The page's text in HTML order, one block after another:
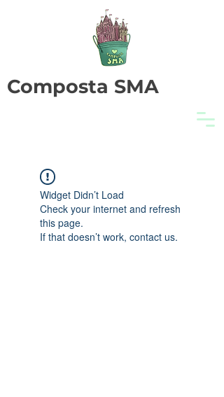
Composta SMA
Widget Didn’t Load
Check your internet and refresh
this page.
If that doesn’t work, contact us.